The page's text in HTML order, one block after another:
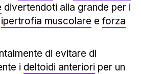
divertendoti alla grande per i
ipertrofia muscolare e forza
di evitare di
i deltoidi anteriori per un